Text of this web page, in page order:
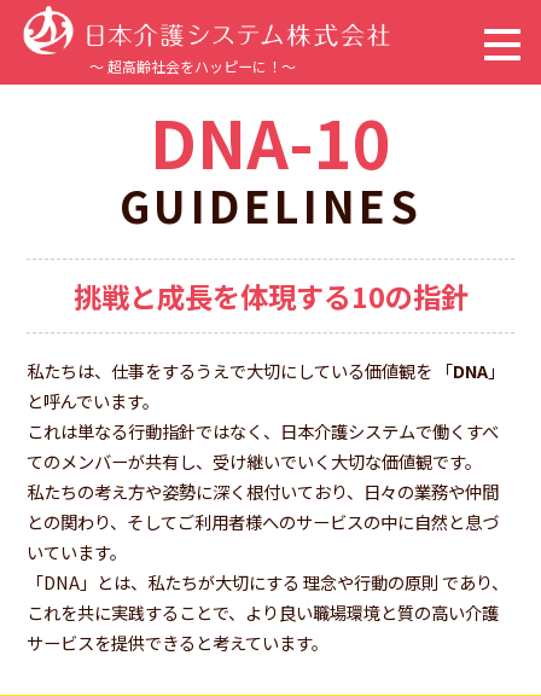
～ 超高齢社会をハッピーに！～
企業情報
サステナビリティ
採用情報
新着情報
お問い合わせ
DNA-10
GUIDELINES
挑戦と成長を体現する10の指針
私たちは、仕事をするうえで大切にしている価値観を 「DNA」
と呼んでいます。
これは単なる行動指針ではなく、日本介護システムで働くすべ
てのメンバーが共有し、受け継いでいく大切な価値観です。
私たちの考え方や姿勢に深く根付いており、日々の業務や仲間
との関わり、そしてご利用者様へのサービスの中に自然と息づ
いています。
「DNA」とは、私たちが大切にする 理念や行動の原則 であり、
これを共に実践することで、より良い職場環境と質の高い介護
サービスを提供できると考えています。